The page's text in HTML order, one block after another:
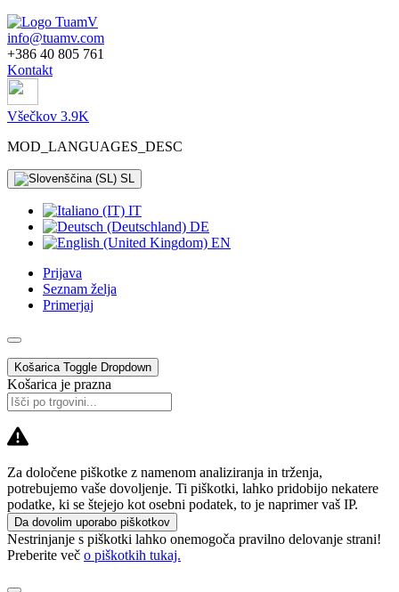
info@tuamv.com
+386 40 805 761
Kontakt
Všečkov 3.9K
MOD_LANGUAGES_DESC
SL
IT
DE
EN
Prijava
Seznam želja
Primerjaj
Košarica Toggle Dropdown
Košarica je prazna
Za določene piškotke z namenom analiziranja in trženja,
potrebujemo vaše dovoljenje. Ti piškotki, lahko pridobijo nekatere
podatke, ki se štejejo kot osebni podatek, to je naprimer vaš IP.
Da dovolim uporabo piškotkov
Nestrinjanje s piškotki lahko onemogoča pravilno delovanje strani!
Preberite več o piškotkih tukaj.